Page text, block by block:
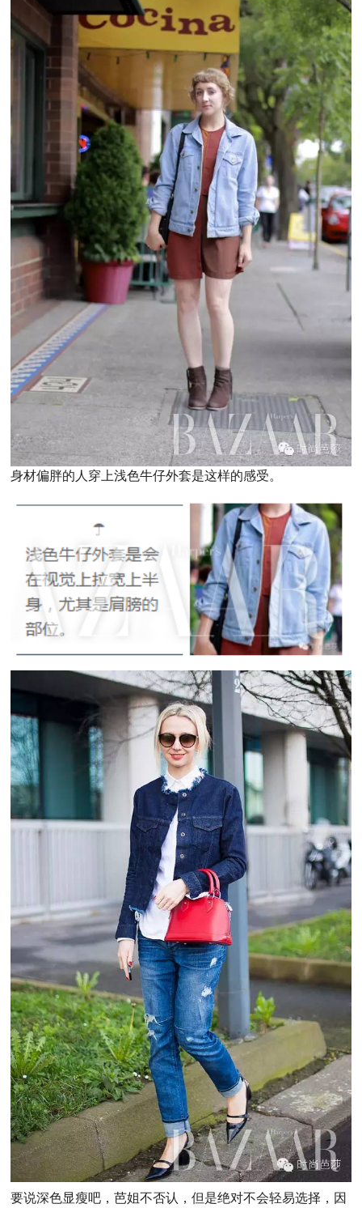
身材偏胖的人穿上浅色牛仔外套是这样的感受。
要说深色显瘦吧，芭姐不否认，但是绝对不会轻易选择，因